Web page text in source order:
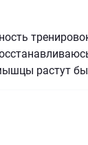
растут